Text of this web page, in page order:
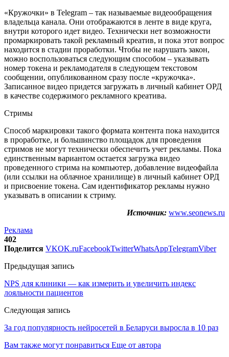
«Кружочки» в Telegram – так называемые видеообращения
владельца канала. Они отображаются в ленте в виде круга,
внутри которого идет видео. Технически нет возможности
промаркировать такой рекламный креатив, и пока этот вопрос
находится в стадии проработки. Чтобы не нарушать закон,
можно воспользоваться следующим способом – указывать
номер токена и рекламодателя в следующем текстовом
сообщении, опубликованном сразу после «кружочка».
Записанное видео придется загружать в личный кабинет ОРД
в качестве содержимого рекламного креатива.
Стримы
Способ маркировки такого формата контента пока находится
в проработке, и большинство площадок для проведения
стримов не могут технически обеспечить учет рекламы. Пока
единственным вариантом остается загрузка видео
проведенного стрима на компьютер, добавление видеофайла
(или ссылки на облачное хранилище) в личный кабинет ОРД
и присвоение токена. Сам идентификатор рекламы нужно
указывать в описании к стриму.
Источник: www.seonews.ru
Реклама
402
Поделится VKOK.ruFacebookTwitterWhatsAppTelegramViber
Предыдущая запись
NPS для клиники — как измерить и увеличить индекс
лояльности пациентов
Следующая запись
За год популярность нейросетей в Беларуси выросла в 10 раз
Вам также могут понравиться Еще от автора